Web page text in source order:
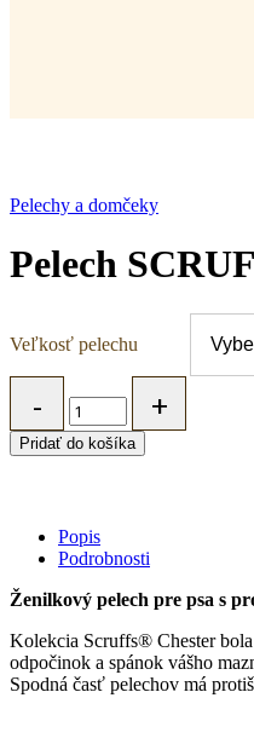
Pelechy a domčeky
Pelech
Veľkosť pelechu
SCRUFFS
Chester
Box
Pridať do košíka
Popis
Podrobnosti
Ženilkový pelech pre psa s
Kolekcia Scruffs® Chester
odpočinok a spánok vášho
Spodná časť pelechov má